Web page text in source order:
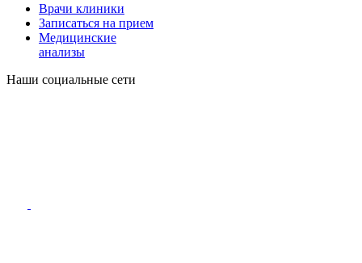
Врачи клиники
Записаться на прием
Медицинские
анализы
Наши социальные сети